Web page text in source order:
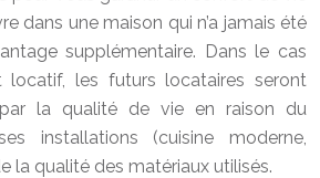
dans une maison qui n’a jamais été
supplémentaire. Dans le cas
locatif, les futurs locataires seront
la qualité de vie en raison du
installations (cuisine moderne,
la qualité des matériaux utilisés.